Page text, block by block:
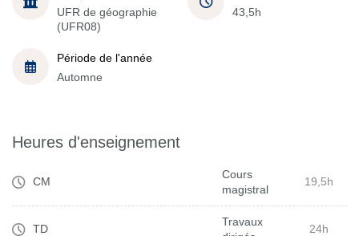
UFR de géographie
(UFR08)
43,5h
Période de l'année
Automne
Heures d'enseignement
CM
Cours
magistral
19,5h
TD
Travaux
24h